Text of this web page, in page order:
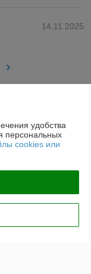
14.11.2025
удобства
персональных
cookies или